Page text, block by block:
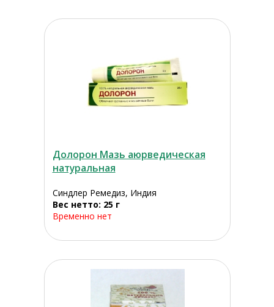
Долорон Мазь аюрведическая
натуральная
Синдлер Ремедиз, Индия
Вес нетто: 25 г
Временно нет